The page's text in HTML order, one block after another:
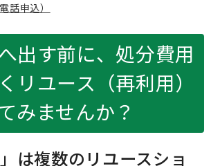
話申込）
出す前に、処分費用
リユース（再利用）
みませんか？
は複数のリユースショ